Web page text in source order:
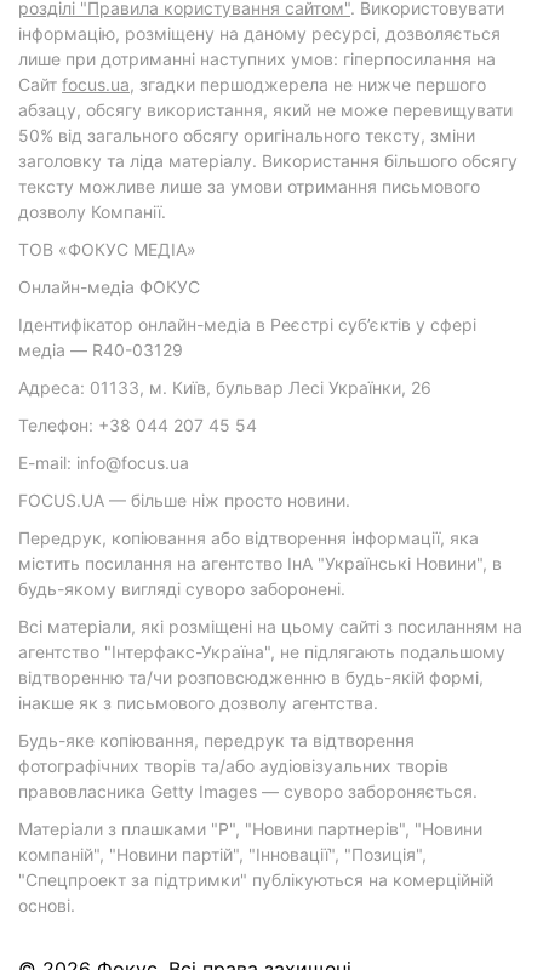
розділі "Правила користування сайтом". Використовувати
інформацію, розміщену на даному ресурсі, дозволяється
лише при дотриманні наступних умов: гіперпосилання на
Cайт focus.ua, згадки першоджерела не нижче першого
абзацу, обсягу використання, який не може перевищувати
50% від загального обсягу оригінального тексту, зміни
заголовку та ліда матеріалу. Використання більшого обсягу
тексту можливе лише за умови отримання письмового
дозволу Компанії.
ТОВ «ФОКУС МЕДІА»
Онлайн-медіа ФОКУС
Ідентифікатор онлайн-медіа в Реєстрі суб’єктів у сфері
медіа — R40-03129
Адреса: 01133, м. Київ, бульвар Лесі Українки, 26
Телефон: +38 044 207 45 54
E-mail: info@focus.ua
FOCUS.UA — більше ніж просто новини.
Передрук, копіювання або відтворення інформації, яка
містить посилання на агентство ІнА "Українські Новини", в
будь-якому вигляді суворо заборонені.
Всі матеріали, які розміщені на цьому сайті з посиланням на
агентство "Інтерфакс-Україна", не підлягають подальшому
відтворенню та/чи розповсюдженню в будь-якій формі,
інакше як з письмового дозволу агентства.
Будь-яке копіювання, передрук та відтворення
фотографічних творів та/або аудіовізуальних творів
правовласника Getty Images — суворо забороняється.
Матеріали з плашками "Р", "Новини партнерів", "Новини
компаній", "Новини партій", "Інновації", "Позиція",
"Спецпроект за підтримки" публікуються на комерційній
основі.